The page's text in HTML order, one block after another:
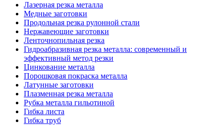
Лазерная резка металла
Медные заготовки
Продольная резка рулонной стали
Нержавеющие заготовки
Ленточнопильная резка
Гидроабразивная резка металла: современный и
эффективный метод резки
Цинкование металла
Порошковая покраска металла
Латунные заготовки
Плазменная резка металла
Рубка металла гильотиной
Гибка листа
Гибка труб